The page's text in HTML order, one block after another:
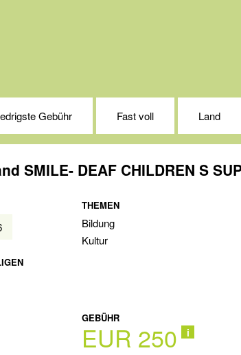
Gebühr Fast voll Land
THEMEN
Bildung
Kultur
GEBÜHR
EUR 250 i